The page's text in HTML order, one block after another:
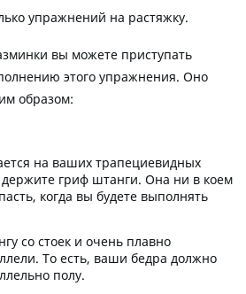
упражнений на растяжку.
вы можете приступать
этого упражнения. Оно
образом:
на ваших трапециевидных
гриф штанги. Она ни в коем
когда вы будете выполнять
со стоек и очень плавно
То есть, ваши бедра должно
полу.